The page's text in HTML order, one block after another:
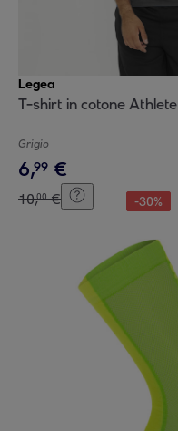
Legea
T-shirt in cotone Athlete
Grigio
6,99 €
10,00 € -30%